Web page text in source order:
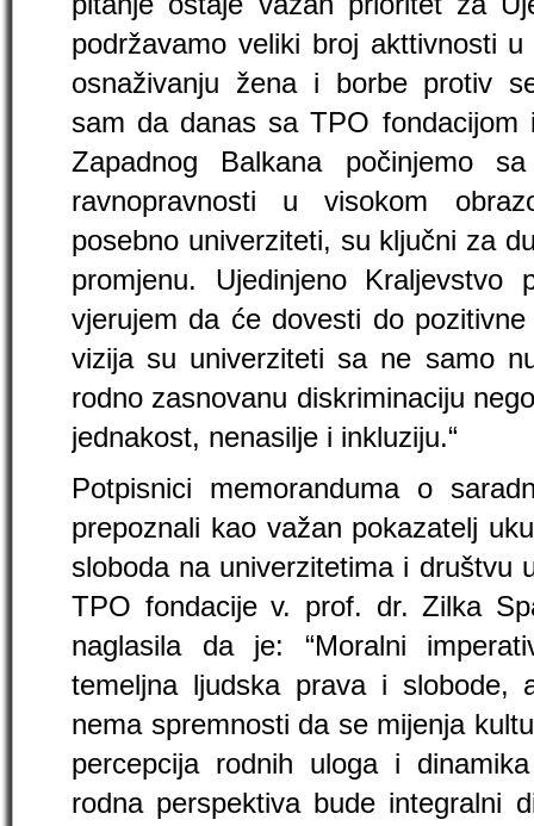
podržavamo veliki broj akttivnosti
osnaživanju žena i borbe protiv
sam da danas sa TPO fondacijom
Zapadnog Balkana počinjemo
ravnopravnosti u visokom
posebno univerziteti, su ključni za
promjenu. Ujedinjeno Kraljevstvo
vjerujem da će dovesti do
vizija su univerziteti sa ne samo
rodno zasnovanu diskriminaciju
jednakost, nenasilje i inkluziju.“
Potpisnici memoranduma o
prepoznali kao važan pokazatelj
sloboda na univerzitetima i društvu
TPO fondacije v. prof. dr. Zilka
naglasila da je: “Moralni
temeljna ljudska prava i
nema spremnosti da se mijenja
percepcija rodnih uloga i
rodna perspektiva bude integralni